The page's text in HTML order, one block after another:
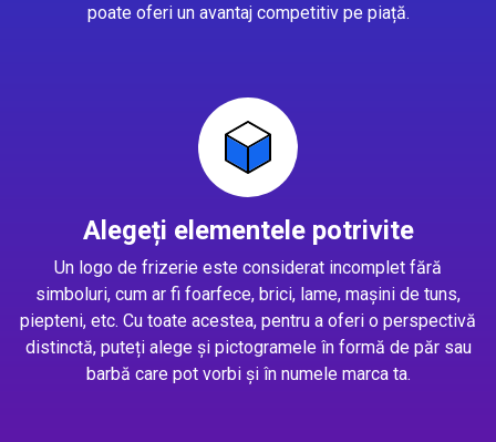
poate oferi un avantaj competitiv pe piață.
Alegeți elementele potrivite
Un logo de frizerie este considerat incomplet fără
simboluri, cum ar fi foarfece, brici, lame, mașini de tuns,
piepteni, etc. Cu toate acestea, pentru a oferi o perspectivă
distinctă, puteți alege și pictogramele în formă de păr sau
barbă care pot vorbi și în numele marca ta.